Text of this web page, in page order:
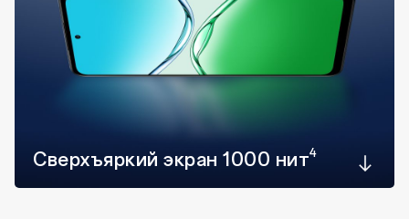
Cверхъяркий экран1000 нит4